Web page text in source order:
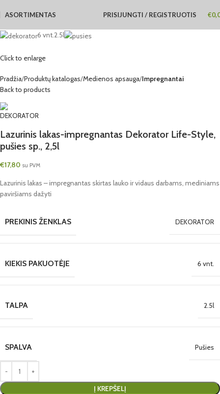
ASORTIMENTAS PRISIJUNGTI / REGISTRUOTIS €
6 vnt.2.5l
Click to enlarge
Pradžia Produktų katalogas Medienos apsauga Impregnantai
Back to products
Lazurinis lakas-impregnantas Dekorator Life-Style,
pušies sp., 2,5l
€17,80 su PVM
Lazurinis lakas – impregnantas skirtas lauko ir vidaus darbams, mediniams
paviršiams dažyti
PREKINIS ŽENKLAS DEKORATOR
KIEKIS PAKUOTĖJE 6 vnt.
TALPA 2.5l
SPALVA Pušies
Į KREPŠELĮ